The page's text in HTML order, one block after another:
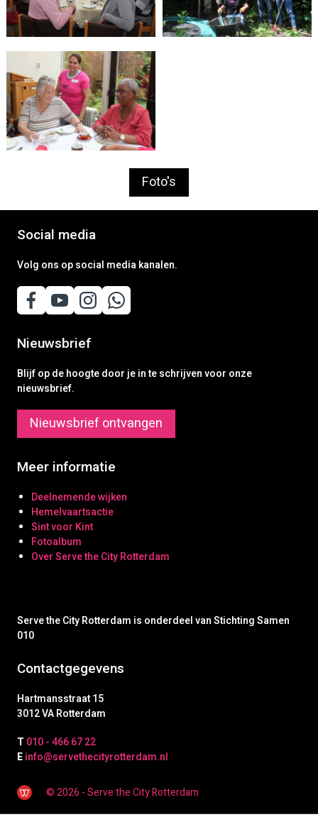
Foto's
Social media
Volg ons op social media kanalen.
Nieuwsbrief
Blijf op de hoogte door je in te schrijven voor onze
nieuwsbrief.
Nieuwsbrief ontvangen
Meer informatie
Deelnemende wijken
Hemelvaartsactie
Sint voor Kint
Fotoalbum
Over Serve the City Rotterdam
Serve the City Rotterdam is onderdeel van Stichting Samen
010
Contactgegevens
Hartmansstraat 15
3012 VA Rotterdam
T 010 - 466 67 22
Einfo@servethecityrotterdam.nl
© 2026 - Serve the City Rotterdam